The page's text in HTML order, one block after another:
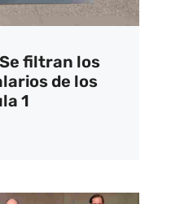
filtran los
de los
1